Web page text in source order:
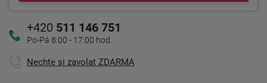
+420 511 146 751
Po-Pá 8:00 - 17:00 hod.
Nechte si zavolat ZDARMA